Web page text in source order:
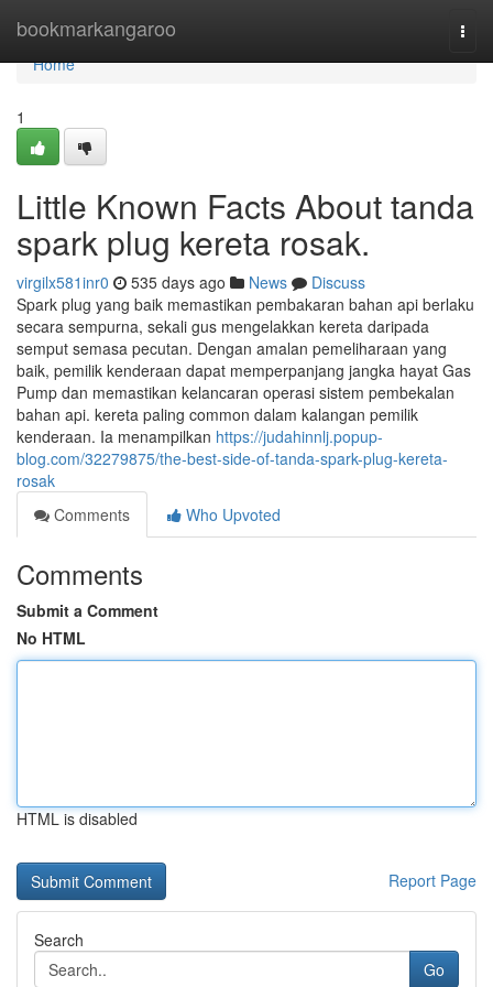
bookmarkangaroo
Home
Home
1
Little Known Facts About tanda
spark plug kereta rosak.
virgilx581inr0 535 days ago News
Discuss
Spark plug yang baik memastikan pembakaran bahan api berlaku
secara sempurna, sekali gus mengelakkan kereta daripada
semput semasa pecutan​. Dengan amalan pemeliharaan yang
baik, pemilik kenderaan dapat memperpanjang jangka hayat Gas
Pump dan memastikan kelancaran operasi sistem pembekalan
bahan api. kereta paling common dalam kalangan pemilik
kenderaan. Ia menampilkan https://judahinnlj.popup-
blog.com/32279875/the-best-side-of-tanda-spark-plug-kereta-
rosak
Comments
Who Upvoted
Comments
Submit a Comment
No HTML
HTML is disabled
Report Page
Search
Go